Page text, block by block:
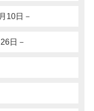
10日－
日－